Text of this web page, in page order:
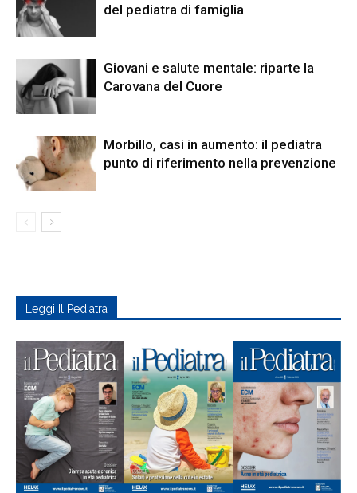
del pediatra di famiglia
Giovani e salute mentale: riparte la
Carovana del Cuore
Morbillo, casi in aumento: il pediatra
punto di riferimento nella prevenzione
Leggi Il Pediatra